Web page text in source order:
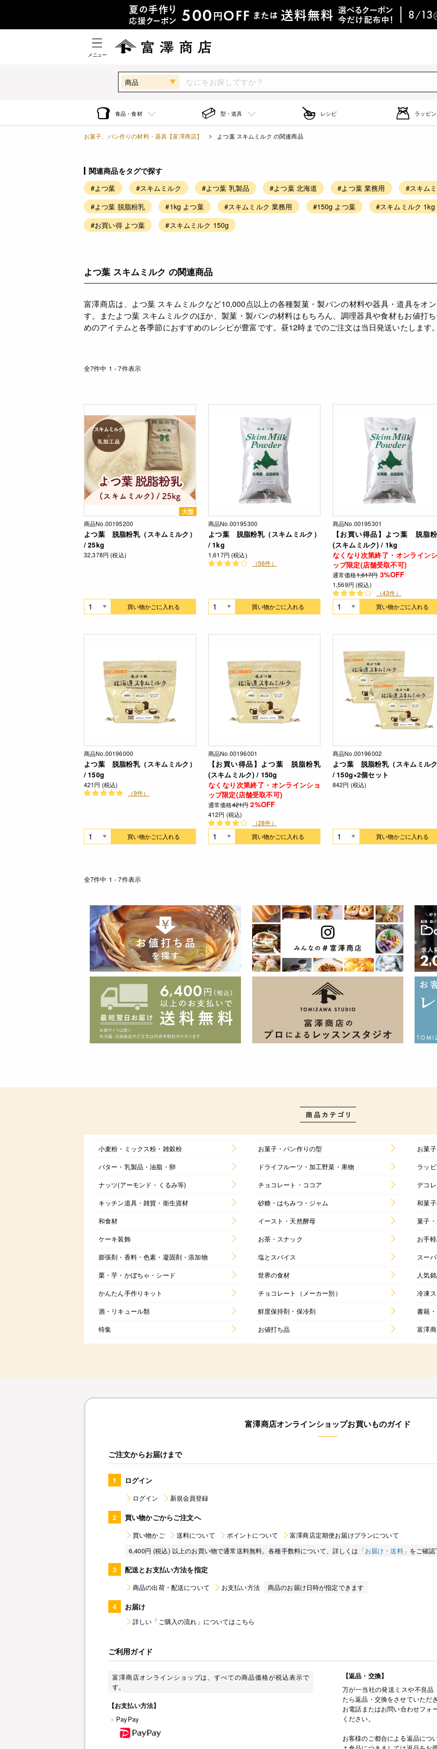
メニュー
商品
食品・食材 型・道具 レシピ ラッピ
お菓子、パン作りの材料・器具【富澤商店】 よつ葉 スキムミルク の関連商品
関連商品をタグで探す
#よつ葉 #スキムミルク #よつ葉 乳製品 #よつ葉 北海道 #よつ葉 業務用
#スキム
#よつ葉 脱脂粉乳
#1kg よつ葉 #スキムミルク 業務用 #150g よつ葉
#スキムミルク 1kg
#お買い得 よつ葉
#スキムミルク 150g
よつ葉 スキムミルク の関連商品
富澤商店は、よつ葉 スキムミルクなど10,000点以上の各種製菓・製パンの材料や器具・道具をオ
す。またよつ葉 スキムミルクのほか、製菓・製パンの材料はもちろん、調理器具や食材もお値打
めのアイテムと各季節におすすめのレシピが豊富です。昼12時までのご注文は当日発送いたします
全7件中 1 - 7件表示
大型
商品No.00195200
よつ葉 脱脂粉乳（スキムミルク）
/ 25kg
32,378円 (税込)
買い物かごに入れる
商品No.00195300
よつ葉 脱脂粉乳（スキムミルク）
/ 1kg
1,617円 (税込)
（56件）
買い物かごに入れる
商品No.00195301
【お買い得品】よつ葉 脱脂
(スキムミルク) / 1kg
なくなり次第終了・オンライン
ップ限定(店舗受取不可)
通常価格1,617円 3%OFF
1,569円 (税込)
（43件）
買い物かごに入れる
商品No.00196000
よつ葉 脱脂粉乳（スキムミルク）
/ 150g
421円 (税込)
（9件）
買い物かごに入れる
商品No.00196001
【お買い得品】よつ葉 脱脂粉乳
(スキムミルク) / 150g
なくなり次第終了・オンラインショ
ップ限定(店舗受取不可)
通常価格421円 2%OFF
412円 (税込)
（28件）
買い物かごに入れる
商品No.00196002
よつ葉 脱脂粉乳（スキムミル
/ 150g×2個セット
842円 (税込)
買い物かごに入れる
全7件中 1 - 7件表示
小麦粉・ミックス粉・雑穀粉 お菓子・パン作りの型
お菓
バター・乳製品・油脂・卵
ドライフルーツ・加工野菜・果物
ラッ
ナッツ(アーモンド・くるみ等)
チョコレート・ココア
デコ
キッチン道具・雑貨・衛生資材
砂糖・はちみつ・ジャム
和菓
和食材
イースト・天然酵母
菓子
ケーキ装飾
お茶・スナック
お手
膨張剤・香料・色素・凝固剤・添加物
塩とスパイス
スー
栗・芋・かぼちゃ・シード
世界の食材
人気
かんたん手作りキット
チョコレート（メーカー別）
冷凍
酒・リキュール類
鮮度保持剤・保冷剤
書籍
特集
お値打ち品 富澤
富澤商店オンラインショップお買いものガイド
ご注文からお届けまで
1 ログイン
ログイン 新規会員登録
2 買い物かごからご注文へ
買い物かご 送料について ポイントについて
富澤商店定期便お届けプランについて
6,400円 (税込) 以上のお買い物で通常送料無料。各種手数料について、詳しくは 「お届け・送料」 をご確
3 配送とお支払い方法を指定
商品の出荷・配送について お支払い方法 商品のお届け日時が指定できます
4 お届け
詳しい「ご購入の流れ」についてはこちら
ご利用ガイド
富澤商店オンラインショップは、すべての商品価格が税込表示で
す。
【お支払い方法】
- PayPay
【返品・交換】
万が一当社の発送ミスや不良
たら返品・交換をさせていただ
お電話またはお問い合わせフォ
ください。
お客様のご都合による返品につ